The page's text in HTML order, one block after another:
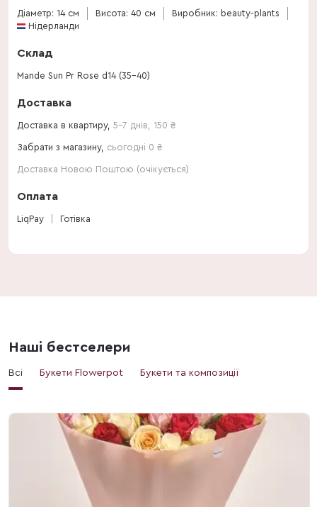
Діаметр: 14 см Висота: 40 см
Виробник: beauty-plants
Нідерланди
Склад
Mande Sun Pr Rose d14 (35-40)
Доставка
Доставка в квартиру, 5-7 днів 150 ₴
Забрати з магазину, сьогодні 0 ₴
Доставка Новою Поштою (очікується)
Оплата
LiqPay Готівка
Наші бестселери
Всі Букети Flowerpot Букети та композиції